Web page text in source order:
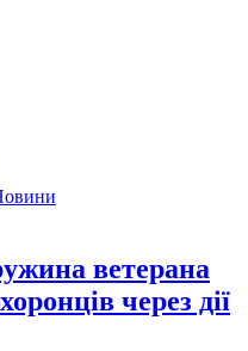
ветерана
через дії